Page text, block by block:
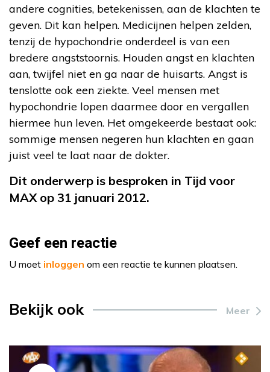
andere cognities, betekenissen, aan de klachten te
geven. Dit kan helpen. Medicijnen helpen zelden,
tenzij de hypochondrie onderdeel is van een
bredere angststoornis. Houden angst en klachten
aan, twijfel niet en ga naar de huisarts. Angst is
tenslotte ook een ziekte. Veel mensen met
hypochondrie lopen daarmee door en vergallen
hiermee hun leven. Het omgekeerde bestaat ook:
sommige mensen negeren hun klachten en gaan
juist veel te laat naar de dokter.
Dit onderwerp is besproken in Tijd voor
MAX op 31 januari 2012.
Geef een reactie
U moet inloggen om een reactie te kunnen plaatsen.
Bekijk ook Meer